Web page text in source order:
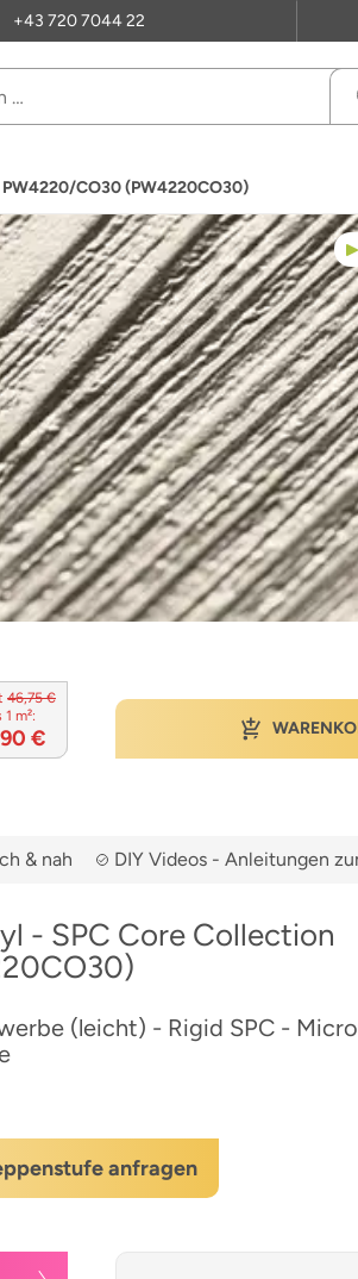
+43 720 7044 22
CO30 (PW4220CO30)
46,75 €
1 m²:
€
& nah DIY Videos - Anleitungen
- SPC Core Collection
(leicht) - Rigid SPC -
anfragen